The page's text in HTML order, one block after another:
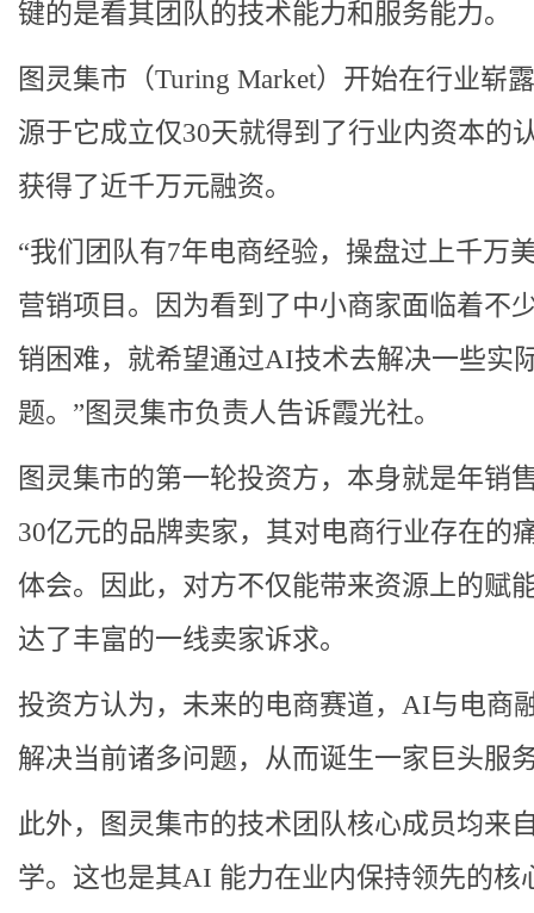
键的是看其团队的技术能力和服务能力。
图灵集市（Turing Market）开始在行业崭
源于它成立仅30天就得到了行业内资本的
获得了近千万元融资。
“我们团队有7年电商经验，操盘过上千万
营销项目。因为看到了中小商家面临着不
销困难，就希望通过AI技术去解决一些实
题。”图灵集市负责人告诉霞光社。
图灵集市的第一轮投资方，本身就是年销
30亿元的品牌卖家，其对电商行业存在的
体会。因此，对方不仅能带来资源上的赋
达了丰富的一线卖家诉求。
投资方认为， 未来的电商赛道，AI与电商
解决当前诸多问题，从而诞生一家巨头服
此外，图灵集市的技术团队核心成员均来
学。这也是其AI 能力在业内保持领先的核